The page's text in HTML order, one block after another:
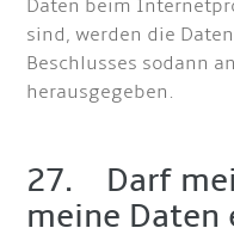
Daten beim
sind, werden die
Beschlusses sodann
herausgegeben.
27. Darf
meine Daten